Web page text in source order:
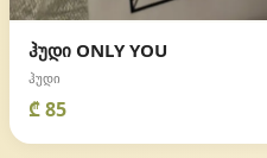
ჰუდი ONLY YOU
ჰუდი
₾ 85